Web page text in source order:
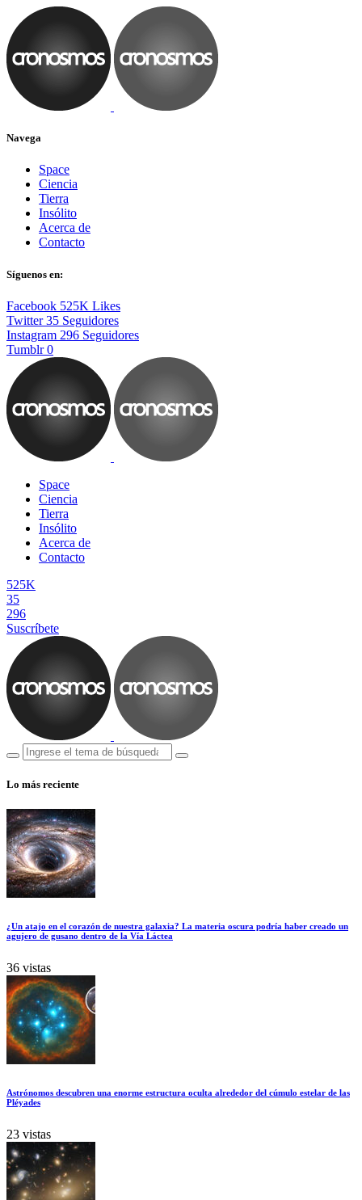
Navega
Space
Ciencia
Tierra
Insólito
Acerca de
Contacto
Síguenos en:
Facebook 525K Likes
Twitter 35 Seguidores
Instagram 296 Seguidores
Tumblr 0
Space
Ciencia
Tierra
Insólito
Acerca de
Contacto
525K
35
296
Suscríbete
Lo más reciente
¿Un atajo en el corazón de nuestra galaxia? La materia oscura podría haber creado un
agujero de gusano dentro de la Vía Láctea
36 vistas
Astrónomos descubren una enorme estructura oculta alrededor del cúmulo estelar de las
Pléyades
23 vistas